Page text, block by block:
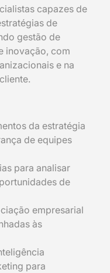
capazes de
de
gestão de
inovação, com
e na
da estratégia
de equipes
para analisar
de
empresarial
às
para